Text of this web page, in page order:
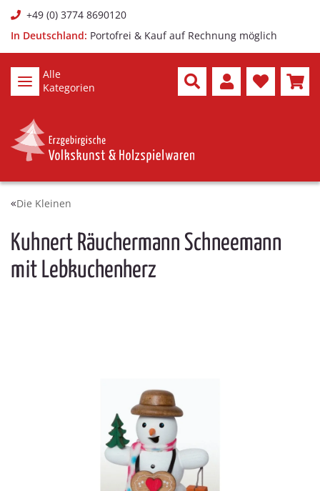
+49 (0) 3774 8690120
In Deutschland: Portofrei & Kauf auf Rechnung möglich
Alle
Kategorien
Die Kleinen
Kuhnert Räuchermann Schneemann
mit Lebkuchenherz